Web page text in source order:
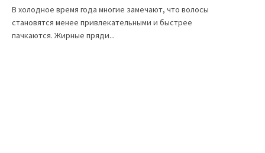
В холодное время года многие замечают, что волосы
становятся менее привлекательными и быстрее
пачкаются. Жирные пряди...